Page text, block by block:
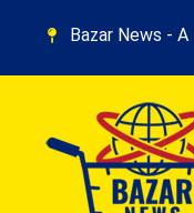
Bazar News - A